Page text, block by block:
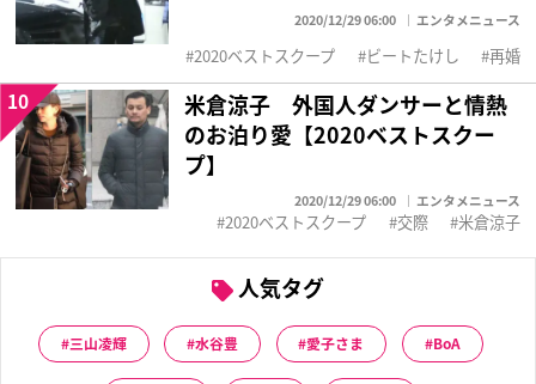
2020/12/29 06:00 エンタメニュース
2020ベストスクープ ビートたけし 再婚
米倉涼子 外国人ダンサーと情熱
のお泊り愛【2020ベストスクー
プ】
2020/12/29 06:00 エンタメニュース
10
2020ベストスクープ 交際 米倉涼子
人気タグ
三山凌輝 水谷豊 愛子さま BoA